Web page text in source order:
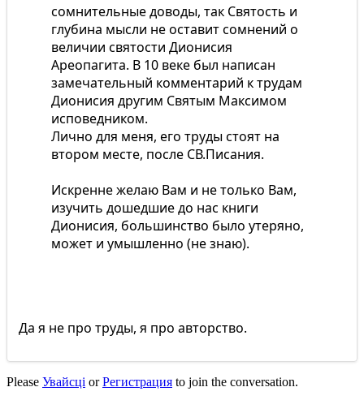
сомнительные доводы, так Святость и
глубина мысли не оставит сомнений о
величии святости Дионисия
Ареопагита. В 10 веке был написан
замечательный комментарий к трудам
Дионисия другим Святым Максимом
исповедником.
Лично для меня, его труды стоят на
втором месте, после СВ.Писания.
Искренне желаю Вам и не только Вам,
изучить дошедшие до нас книги
Дионисия, большинство было утеряно,
может и умышленно (не знаю).
Да я не про труды, я про авторство.
Please Увайсці orРегистрация to join the conversation.